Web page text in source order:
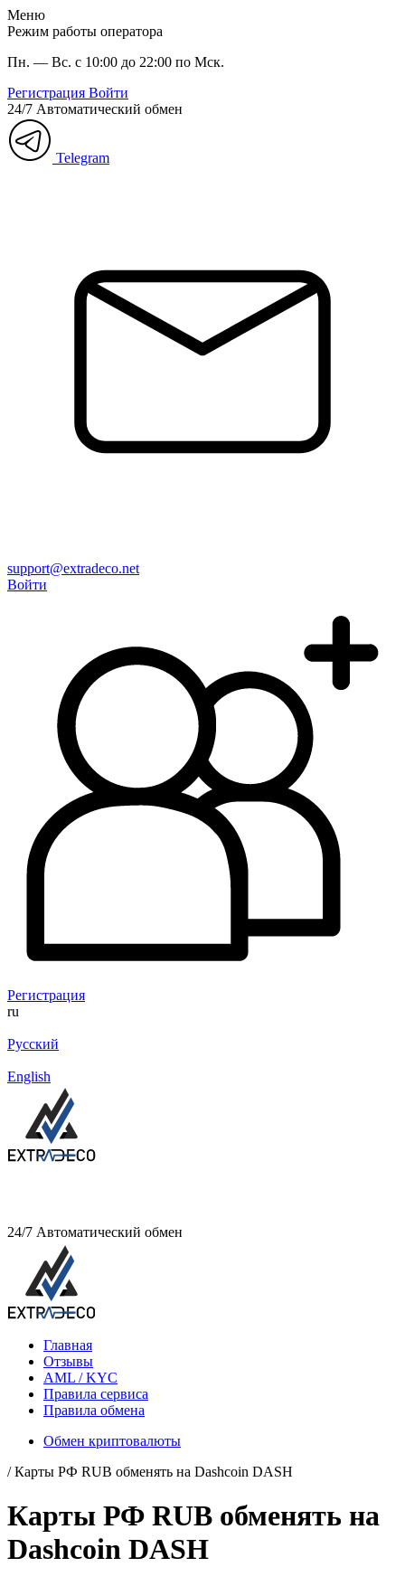
Меню
Режим работы оператора
Пн. — Вс. с 10:00 до 22:00 по Мск.
Регистрация Войти
24/7 Автоматический обмен
Telegram
support@extradeco.net
Войти
Регистрация
ru
Русский
English
24/7 Автоматический обмен
Главная
Отзывы
AML / KYC
Правила сервиса
Правила обмена
Обмен криптовалюты
/ Карты РФ RUB обменять на Dashcoin DASH
Карты РФ RUB обменять на
Dashcoin DASH